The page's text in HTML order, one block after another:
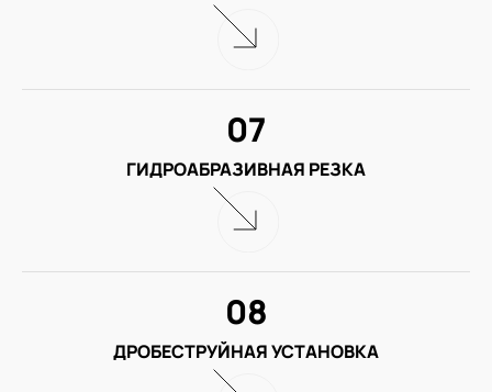
ГИДРОАБРАЗИВНАЯ РЕЗКА
07
ДРОБЕСТРУЙНАЯ УСТАНОВКА
08